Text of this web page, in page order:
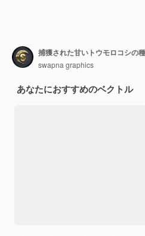
swapna graphics
あなたにおすすめのベクトル